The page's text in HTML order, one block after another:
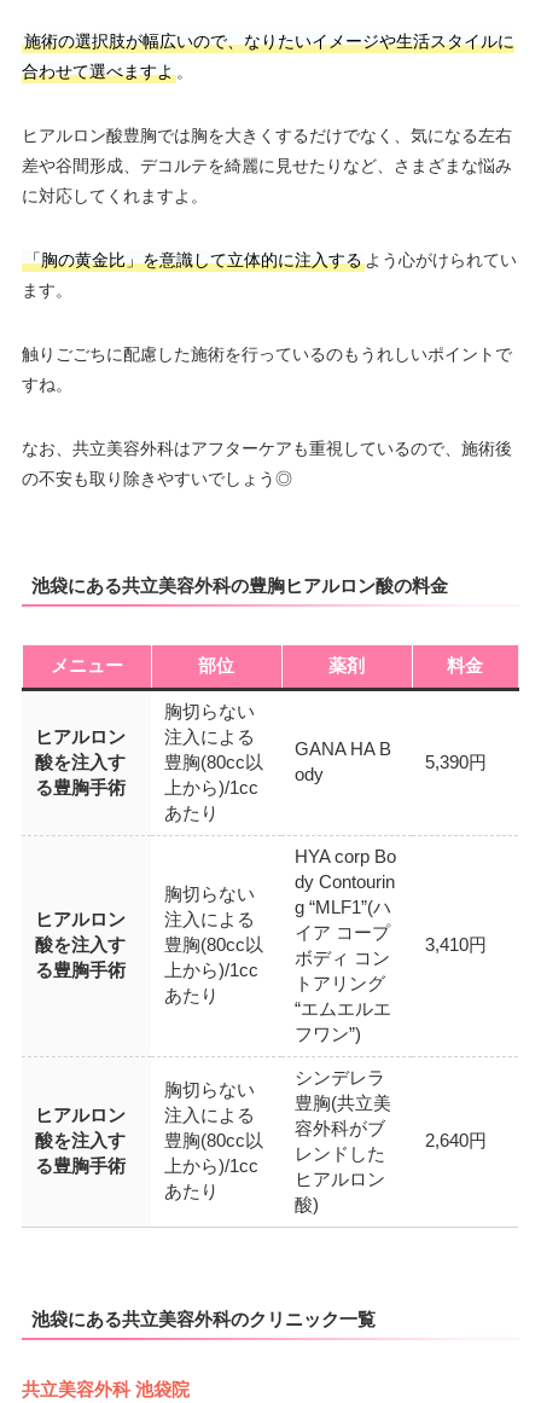
施術の選択肢が幅広いので、なりたいイメージや生活スタイルに
合わせて選べますよ。
ヒアルロン酸豊胸では胸を大きくするだけでなく、気になる左右
差や谷間形成、デコルテを綺麗に見せたりなど、さまざまな悩み
に対応してくれますよ。
「胸の黄金比」を意識して立体的に注入するよう心がけられてい
ます。
触りごごちに配慮した施術を行っているのもうれしいポイントで
すね。
なお、共立美容外科はアフターケアも重視しているので、施術後
の不安も取り除きやすいでしょう◎
池袋にある共立美容外科の豊胸ヒアルロン酸の料金
メニュー 部位 薬剤 料金
ヒアルロン
酸を注入す
る豊胸手術
胸切らない
注入による
豊胸(80cc以
上から)/1cc
あたり
GANA HA B
ody
5,390円
ヒアルロン
酸を注入す
る豊胸手術
胸切らない
注入による
豊胸(80cc以
上から)/1cc
あたり
HYA corp Bo
dy Contourin
g “MLF1”(ハ
イア コープ
ボディ コン
トアリング
“エムエルエ
フワン”)
3,410円
ヒアルロン
酸を注入す
る豊胸手術
胸切らない
注入による
豊胸(80cc以
上から)/1cc
あたり
シンデレラ
豊胸(共立美
容外科がブ
レンドした
ヒアルロン
酸)
2,640円
池袋にある共立美容外科のクリニック一覧
共立美容外科 池袋院